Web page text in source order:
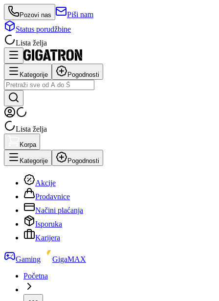
Pozovi nas
Piši nam
Status porudžbine
Lista želja
Kategorije Pogodnosti
Lista želja
Korpa
Kategorije Pogodnosti
Akcije
Prodavnice
Načini plaćanja
Isporuka
Karijera
Gaming
GigaMAX
Početna